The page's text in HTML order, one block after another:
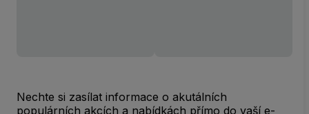
Nechte si zasílat informace o akutálních
populárních akcích a nabídkách přímo do vaší e-